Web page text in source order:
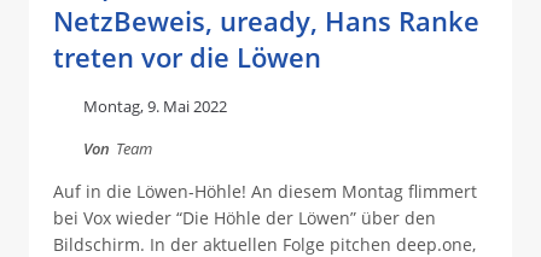
NetzBeweis, uready, Hans Ranke
treten vor die Löwen
Montag, 9. Mai 2022
Von Team
Auf in die Löwen-Höhle! An diesem Montag flimmert
bei Vox wieder “Die Höhle der Löwen” über den
Bildschirm. In der aktuellen Folge pitchen deep.one,